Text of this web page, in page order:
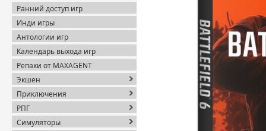
Ранний доступ игр
Инди игры
Антологии игр
Календарь выхода игр
Репаки от MAXAGENT
Экшен
Приключения
РПГ
Симуляторы